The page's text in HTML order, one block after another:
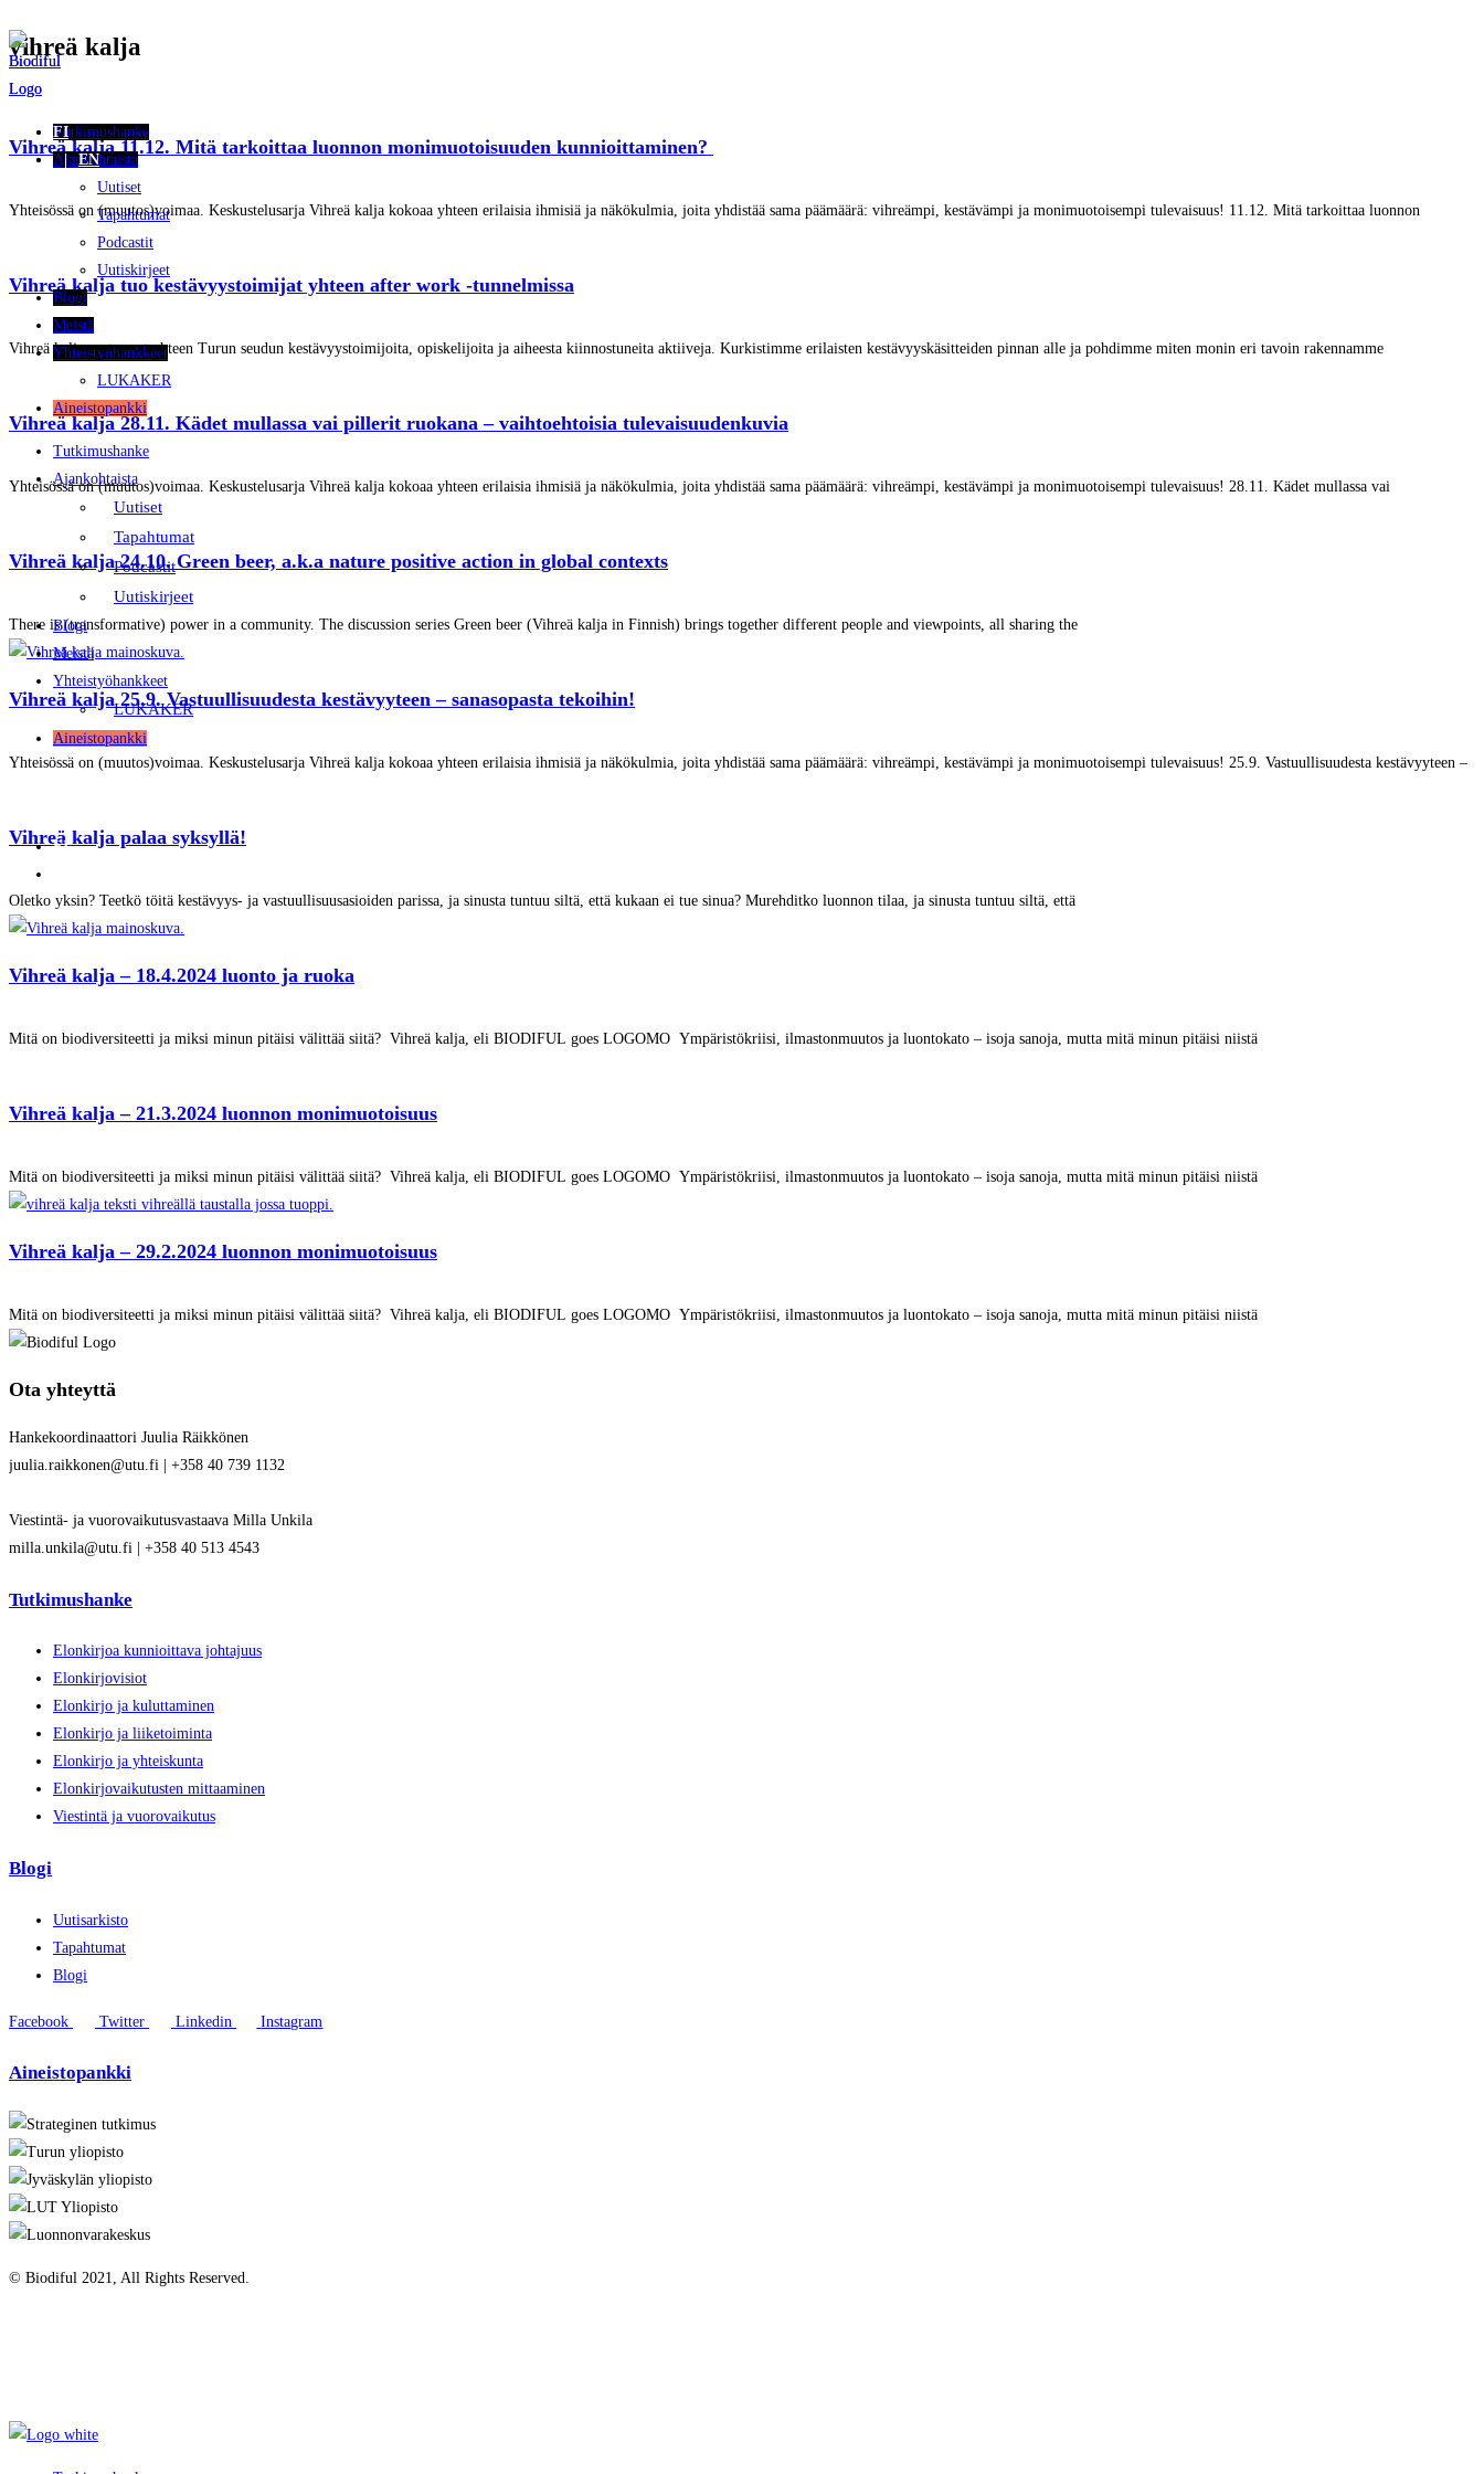
Siirry
suoraan
sisältöön
Tutkimushanke
Ajankohtaista
Uutiset
Tapahtumat
Podcastit
Uutiskirjeet
Blogi
Meistä
Yhteistyöhankkeet
LUKAKER
Aineistopankki
Tutkimushanke
Ajankohtaista
Uutiset
Tapahtumat
Podcastit
Uutiskirjeet
Blogi
Meistä
Yhteistyöhankkeet
LUKAKER
Aineistopankki
FI
FI
EN
vihreä kalja
Vihreä kalja 11.12. Mitä tarkoittaa luonnon monimuotoisuuden kunnioittaminen?
Yhteisössä on (muutos)voimaa. Keskustelusarja Vihreä kalja kokoaa yhteen erilaisia ihmisiä ja näkökulmia, joita yhdistää sama päämäärä: vihreämpi, kestävämpi ja monimuotoisempi tulevaisuus! 11.12. Mitä tarkoittaa luonnon
Vihreä kalja tuo kestävyystoimijat yhteen after work -tunnelmissa
Vihreä kalja on tuonut yhteen Turun seudun kestävyystoimijoita, opiskelijoita ja aiheesta kiinnostuneita aktiiveja. Kurkistimme erilaisten kestävyyskäsitteiden pinnan alle ja pohdimme miten monin eri tavoin rakennamme
Vihreä kalja 28.11. Kädet mullassa vai pillerit ruokana – vaihtoehtoisia tulevaisuudenkuvia
Yhteisössä on (muutos)voimaa. Keskustelusarja Vihreä kalja kokoaa yhteen erilaisia ihmisiä ja näkökulmia, joita yhdistää sama päämäärä: vihreämpi, kestävämpi ja monimuotoisempi tulevaisuus! 28.11. Kädet mullassa vai
Vihreä kalja 24.10. Green beer, a.k.a nature positive action in global contexts
There is (transformative) power in a community. The discussion series Green beer (Vihreä kalja in Finnish) brings together different people and viewpoints, all sharing the
Vihreä kalja 25.9. Vastuullisuudesta kestävyyteen – sanasopasta tekoihin!
Yhteisössä on (muutos)voimaa. Keskustelusarja Vihreä kalja kokoaa yhteen erilaisia ihmisiä ja näkökulmia, joita yhdistää sama päämäärä: vihreämpi, kestävämpi ja monimuotoisempi tulevaisuus! 25.9. Vastuullisuudesta kestävyyteen –
Vihreä kalja palaa syksyllä!
Oletko yksin? Teetkö töitä kestävyys- ja vastuullisuusasioiden parissa, ja sinusta tuntuu siltä, että kukaan ei tue sinua? Murehditko luonnon tilaa, ja sinusta tuntuu siltä, että
Vihreä kalja – 18.4.2024 luonto ja ruoka
Mitä on biodiversiteetti ja miksi minun pitäisi välittää siitä? Vihreä kalja, eli BIODIFUL goes LOGOMO Ympäristökriisi, ilmastonmuutos ja luontokato – isoja sanoja, mutta mitä minun pitäisi niistä
Vihreä kalja – 21.3.2024 luonnon monimuotoisuus
Mitä on biodiversiteetti ja miksi minun pitäisi välittää siitä? Vihreä kalja, eli BIODIFUL goes LOGOMO Ympäristökriisi, ilmastonmuutos ja luontokato – isoja sanoja, mutta mitä minun pitäisi niistä
Vihreä kalja – 29.2.2024 luonnon monimuotoisuus
Mitä on biodiversiteetti ja miksi minun pitäisi välittää siitä? Vihreä kalja, eli BIODIFUL goes LOGOMO Ympäristökriisi, ilmastonmuutos ja luontokato – isoja sanoja, mutta mitä minun pitäisi niistä
Ota yhteyttä
Hankekoordinaattori Juulia Räikkönen
juulia.raikkonen@utu.fi | +358 40 739 1132
Viestintä- ja vuorovaikutusvastaava Milla Unkila
milla.unkila@utu.fi | +358 40 513 4543
Tutkimushanke
Elonkirjoa kunnioittava johtajuus
Elonkirjovisiot
Elonkirjo ja kuluttaminen
Elonkirjo ja liiketoiminta
Elonkirjo ja yhteiskunta
Elonkirjovaikutusten mittaaminen
Viestintä ja vuorovaikutus
Blogi
Uutisarkisto
Tapahtumat
Blogi
Facebook Twitter Linkedin Instagram
Aineistopankki
© Biodiful 2021, All Rights Reserved.